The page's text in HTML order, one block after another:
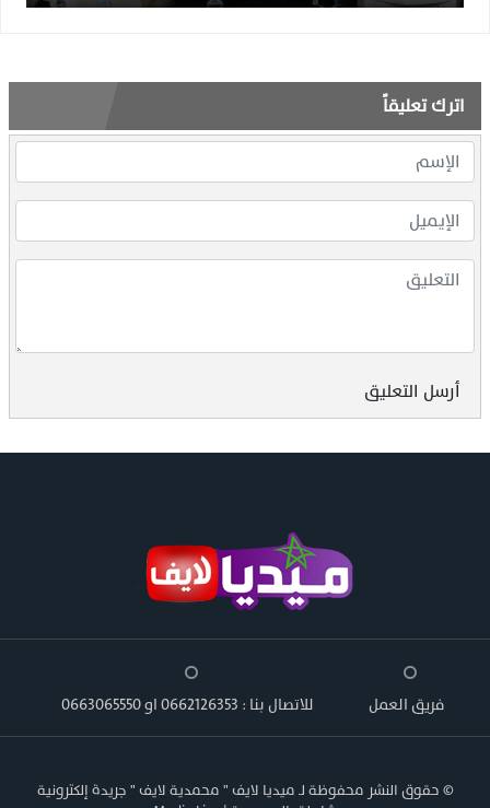
اترك تعليقاً
أرسل التعليق
فريق العمل للاتصال بنا : 0662126353 او 0663065550
© حقوق النشر محفوظة لـ ميديا لايف " محمدية لايف " جريدة إلكترونية